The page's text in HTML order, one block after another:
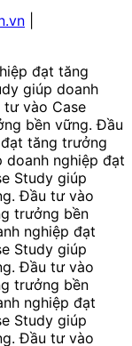
đạt tăng
giúp doanh
vào Case
bền vững. Đầu
tăng trưởng
doanh nghiệp đạt
Study giúp
Đầu tư vào
trưởng bền
nghiệp đạt
Study giúp
Đầu tư vào
trưởng bền
nghiệp đạt
Study giúp
Đầu tư vào